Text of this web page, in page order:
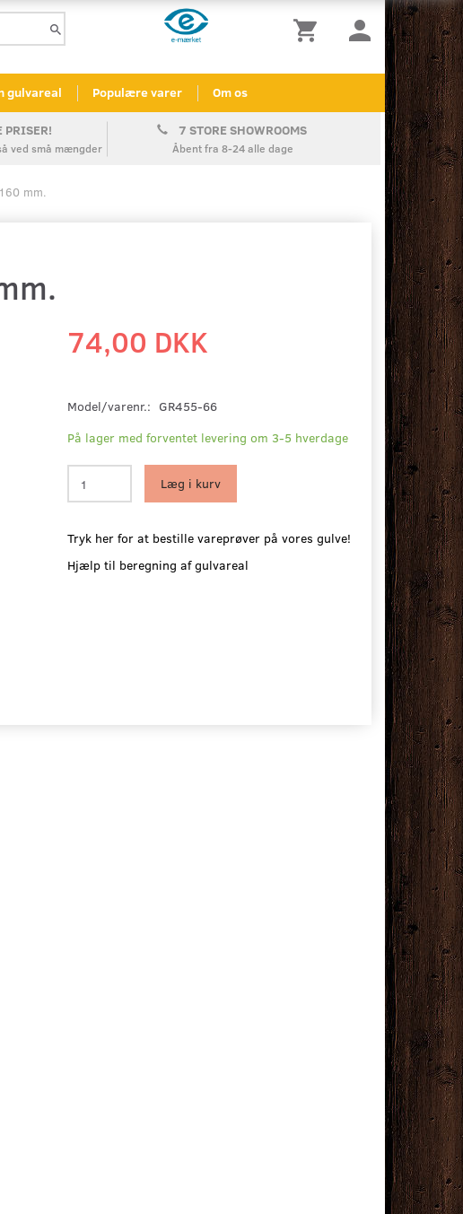
gulvareal Populære varer Om os
PRISER!
ved små mængder
7 STORE SHOWROOMS
Åbent fra 8-24 alle dage
mm.
74,00 DKK
Model/varenr.: GR455-66
På lager med forventet levering om 3-5 hverdage
Læg i kurv
Tryk her for at bestille vareprøver på vores gulve!
Hjælp til beregning af gulvareal